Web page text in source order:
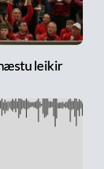
leikir